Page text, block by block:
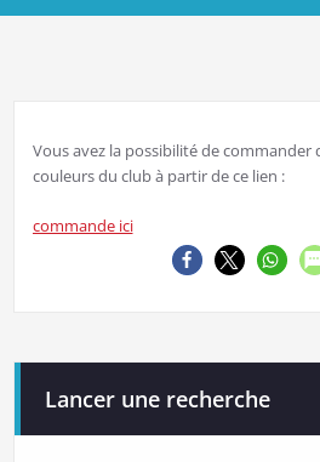
Vous avez la possibilité de commander
couleurs du club à partir de ce lien :
commande ici
Lancer une recherche